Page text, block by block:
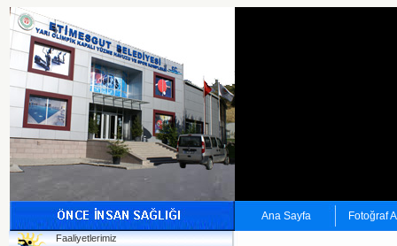
Ana Sayfa Fotoğraf
Faaliyetlerimiz